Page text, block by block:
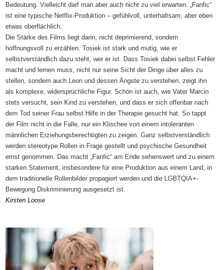
Bedeutung. Vielleicht darf man aber auch nicht zu viel erwarten. „Fanfic“
ist eine typische Netflix-Produktion – gefühlvoll, unterhaltsam, aber eben
etwas oberflächlich.
Die Stärke des Films liegt darin, nicht deprimierend, sondern
hoffnungsvoll zu erzählen. Tosiek ist stark und mutig, wie er
selbstverständlich dazu steht, wer er ist. Dass Tosiek dabei selbst Fehler
macht und lernen muss, nicht nur seine Sicht der Dinge über alles zu
stellen, sondern auch Leon und dessen Ängste zu verstehen, zeigt ihn
als komplexe, widersprüchliche Figur. Schön ist auch, wie Vater Marcin
stets versucht, sein Kind zu verstehen, und dass er sich offenbar nach
dem Tod seiner Frau selbst Hilfe in der Therapie gesucht hat. So tappt
der Film nicht in die Falle, nur ein Klischee von einem intoleranten
männlichen Erziehungsberechtigten zu zeigen. Ganz selbstverständlich
werden stereotype Rollen in Frage gestellt und psychische Gesundheit
ernst genommen. Das macht „Fanfic“ am Ende sehenswert und zu einem
starken Statement, insbesondere für eine Produktion aus einem Land, in
dem traditionelle Rollenbilder propagiert werden und die LGBTQIA+-
Bewegung Diskriminierung ausgesetzt ist.
Kirsten Loose